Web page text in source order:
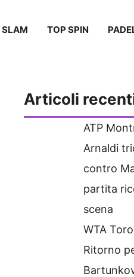
SLAM TOP SPIN
Articoli
ATP
Arnaldi
contro
partita
scena
WTA
Ritorno